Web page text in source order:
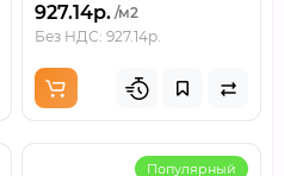
927.14р. /м2
Без НДС: 927.14р.
Популярный